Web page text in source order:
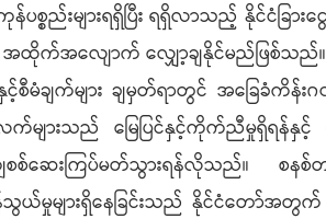
ပစ္စည်းများရရှိပြီး ရရှိလာသည့် နိုင်ငံခြ
ကို အထိုက်အလျောက် လျှော့ချနိုင်မည်ဖြစ်သည်။
းနှင့်စီမံချက်များ ချမှတ်ရာတွင် အခ
ျားသည် မြေပြင်နှင့်ကိုက်ညီမှုရှိရန်နှ
ကျစစ်ဆေးကြပ်မတ်သွားရန်လိုသည်။
မှုများရှိနေခြင်းသည် နိုင်ငံတော်အတွ